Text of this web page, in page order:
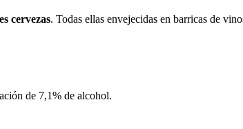
cervezas. Todas ellas envejecidas en barricas de
de 7,1% de alcohol.